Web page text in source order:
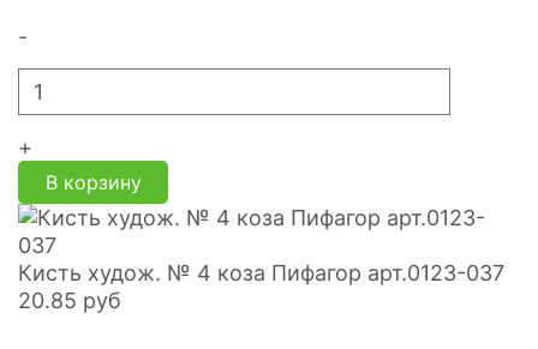
-
+
В корзину
Кисть худож. № 4 коза Пифагор арт.0123-037
20.85 руб